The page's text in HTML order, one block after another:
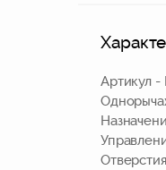
Артикул -